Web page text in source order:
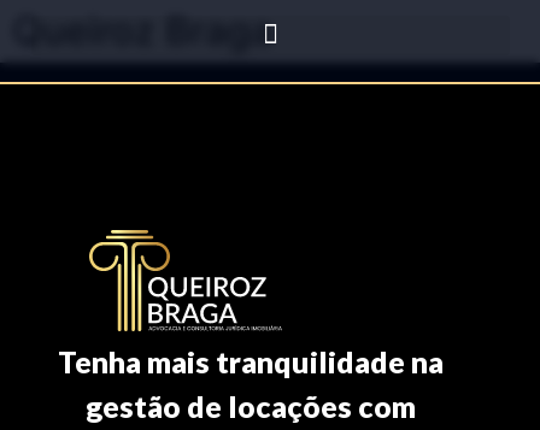
Queiroz Braga
Tenha mais tranquilidade na
gestão de locações com